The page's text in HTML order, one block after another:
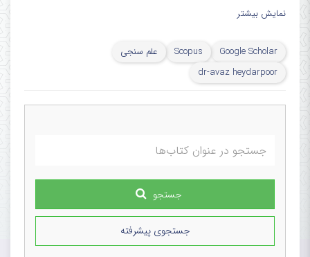
نمایش بیشتر
Google Scholar
Scopus
علم سنجی
dr-avaz heydarpoor
جستجو
جستجوی پیشرفته